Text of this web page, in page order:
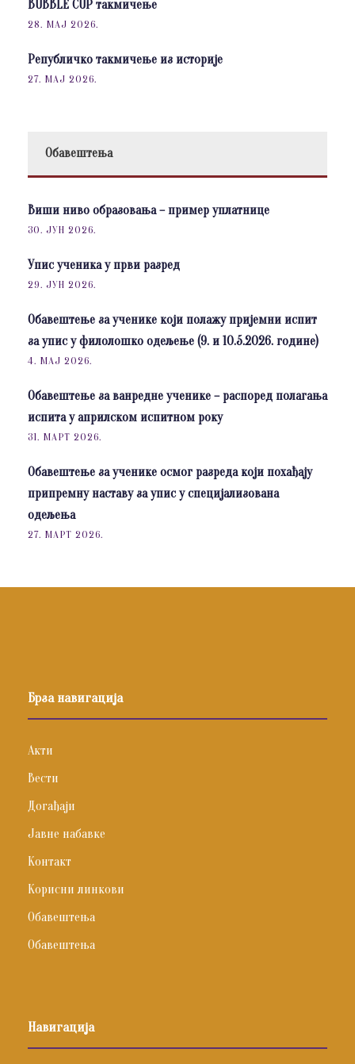
BUBBLE CUP такмичење
28. МАЈ 2026.
Републичко такмичење из историје
27. МАЈ 2026.
Обавештења
Виши ниво образовања – пример уплатнице
30. ЈУН 2026.
Упис ученика у први разред
29. ЈУН 2026.
Обавештење за ученике који полажу пријемни испит
за упис у филолошко одељење (9. и 10.5.2026. године)
4. МАЈ 2026.
Обавештење за ванредне ученике – распоред полагања
испита у априлском испитном року
31. МАРТ 2026.
Обавештење за ученике осмог разреда који похађају
припремну наставу за упис у специјализована
одељења
27. МАРТ 2026.
Брза навигација
Акти
Вести
Догађаји
Јавне набавке
Контакт
Корисни линкови
Обавештења
Обавештења
Навигација